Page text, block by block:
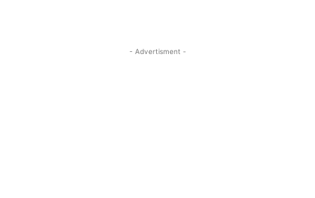
- Advertisment -